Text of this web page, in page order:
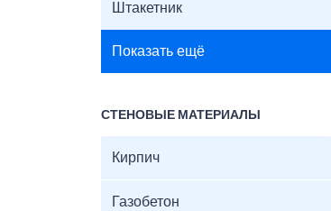
Штакетник
Показать ещё
СТЕНОВЫЕ МАТЕРИАЛЫ
Кирпич
Газобетон